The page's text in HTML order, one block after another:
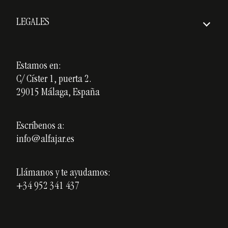
Gastos de envío
Cerámica personalizada
Opiniones
LEGALES
Política de Privacidad
Política de Cookies
Estamos en:
C/ Císter 1, puerta 2.
29015 Málaga, España
Escríbenos a:
info@alfajar.es
Llámanos y te ayudamos:
+34 952 341 437